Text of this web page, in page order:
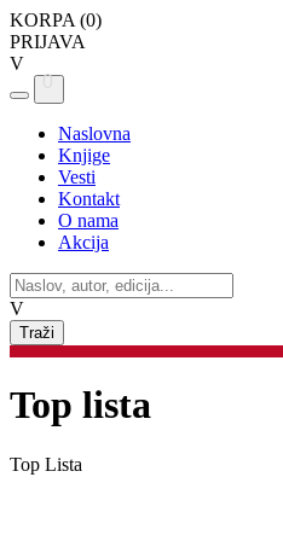
KORPA (0)
PRIJAVA
V
0
Naslovna
Knjige
Vesti
Kontakt
O nama
Akcija
V
Top lista
Top Lista